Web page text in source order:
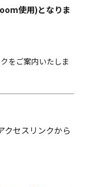
使用)となりま
をご案内いたしま
クセスリンクから